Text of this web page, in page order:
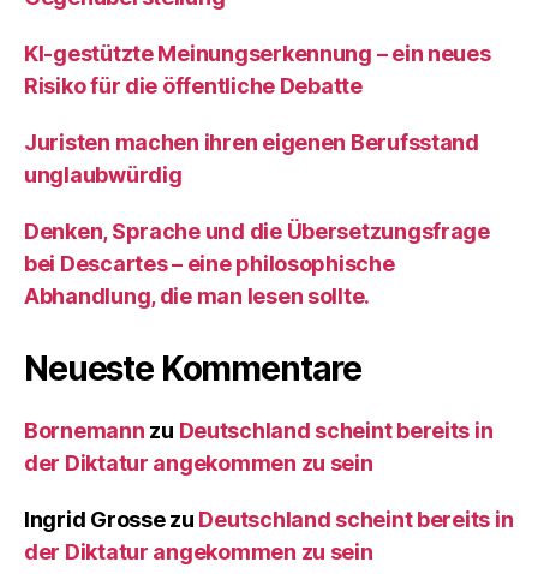
KI‑gestützte Meinungserkennung – ein neues
Risiko für die öffentliche Debatte
Juristen machen ihren eigenen Berufsstand
unglaubwürdig
Denken, Sprache und die Übersetzungsfrage
bei Descartes – eine philosophische
Abhandlung, die man lesen sollte.
Neueste Kommentare
Bornemann zu Deutschland scheint bereits in
der Diktatur angekommen zu sein
Ingrid Grossezu Deutschland scheint bereits in
der Diktatur angekommen zu sein